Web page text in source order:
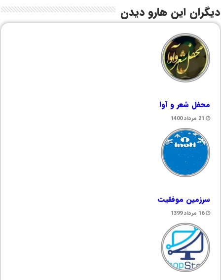
دیگران این هارو دیدن
محفل شعر و آوا
21 مرداد 1400
سرزمین موفقیت
16 مرداد 1399